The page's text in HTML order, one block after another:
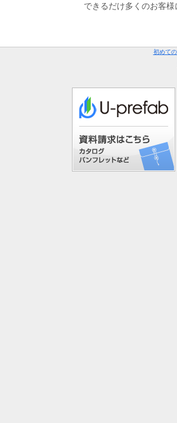
できるだけ多くのお客
初めて